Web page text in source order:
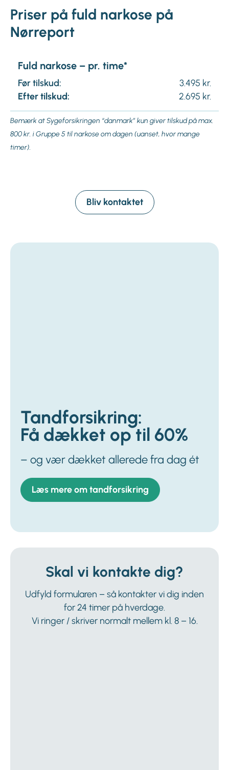
Priser på fuld narkose på
Nørreport
Fuld narkose – pr. time*
Før tilskud:
3.495 kr.
Efter tilskud:
2.695 kr.
Bemærk at Sygeforsikringen “danmark” kun giver tilskud på max.
800 kr. i Gruppe 5 til narkose om dagen (uanset, hvor mange
timer).
Bliv kontaktet
Tandforsikring:
Få dækket op til 60%
– og vær dækket allerede fra dag ét
Læs mere om tandforsikring
Skal vi kontakte dig?
Udfyld formularen – så kontakter vi dig inden
for 24 timer på hverdage.
Vi ringer / skriver normalt mellem kl. 8 – 16.